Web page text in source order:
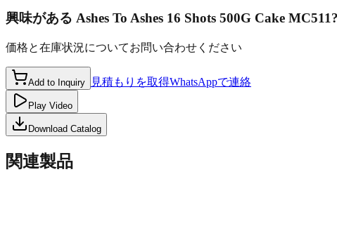
興味がある Ashes To Ashes 16 Shots 500G Cake MC511?
価格と在庫状況についてお問い合わせください
Add to Inquiry 見積もりを取得WhatsAppで連絡
Play Video
Download Catalog
関連製品